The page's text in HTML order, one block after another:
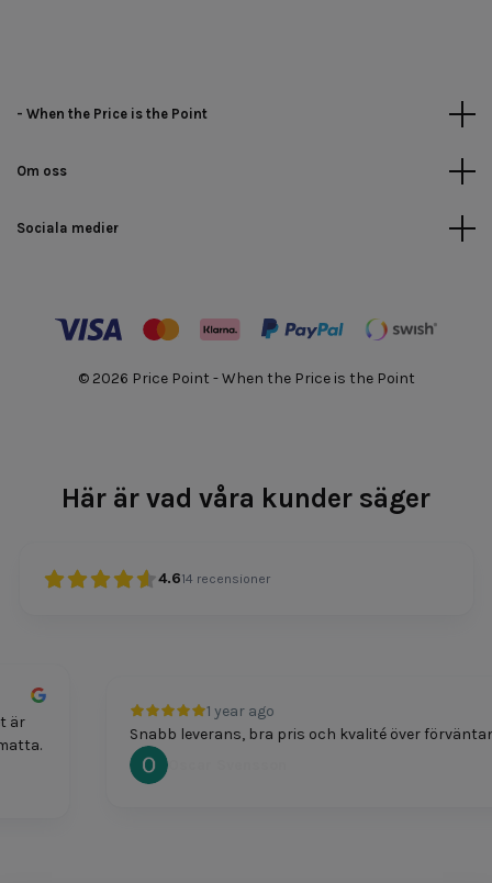
- When the Price is the Point
Om oss
Sociala medier
© 2026 Price Point - When the Price is the Point
Här är vad våra kunder säger
4.614 recensioner
1 year ago
Snabb leverans, bra pris och kvalité över förväntan
Oscar Svensson